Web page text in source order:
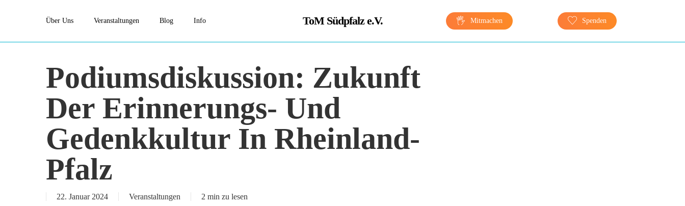
main
ToM Südpfalz e.V.
Über Uns Veranstaltungen Blog Info Mitmachen Spenden
Podiumsdiskussion: Zukunft
Der Erinnerungs- Und
Gedenkkultur In Rheinland-
Pfalz
22. Januar 2024 Veranstaltungen 2 min zu lesen